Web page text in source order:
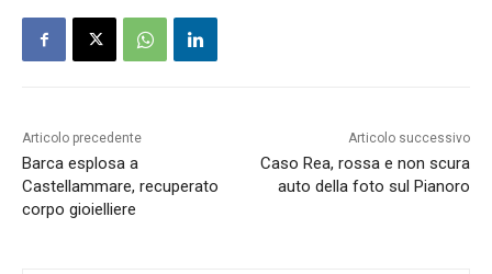
Articolo precedente
Barca esplosa a
Castellammare, recuperato
corpo gioielliere
Articolo successivo
Caso Rea, rossa e non scura
auto della foto sul Pianoro